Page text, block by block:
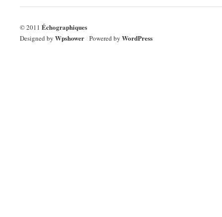
© 2011 Échographiques
Designed by Wpshower/ Powered by WordPress